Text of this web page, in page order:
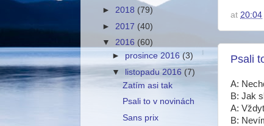
at 20:04
Psali
A:
B: Jak
A:
B:
► 2018 (79)
► 2017 (40)
▼ 2016 (60)
► prosince 2016(3)
▼ listopadu 2016 (7)
Zatím asi tak
Psali to v novinách
Sans prix